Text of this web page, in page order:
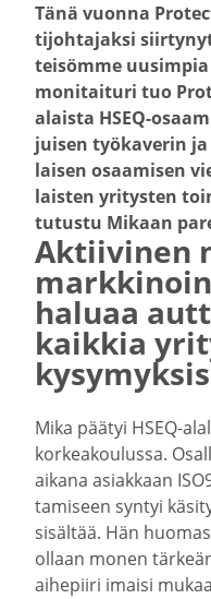
Tänä vuonna
ti­joh­ta­jaksi
tei­sömme
monitaituri tuo
alaista HSEQ-​
juisen työka­verin
laisen osaamisen
laisten yritysten
tutustu Mikaan
Aktii­vinen
haluaa
kaikkia
Mika päätyi HSEQ-​
kor­kea­kou­lussa.
aikana asiakkaan
ta­miseen syntyi
sisältää. Hän
ollaan monen
aihepiiri imaisi